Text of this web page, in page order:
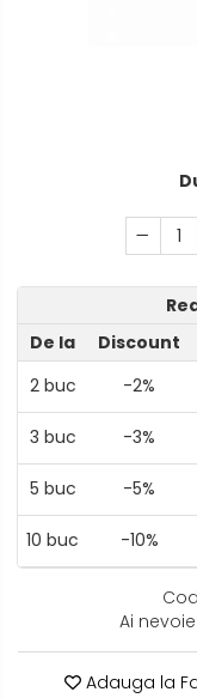
Corpuri Led -
Aplice si
Proiectoare LED
Lămpi portabile
Senzori de
senzor
veghe
Aplice ,becuri si corpuri cu
senzor
Aplice de perete interior,
exterior
Lampi emergente
Spoturi led pe sina
De la
Discount
2buc -2%
3 buc -3%
5 buc -5%
10 buc -10%
Ai
Adauga la